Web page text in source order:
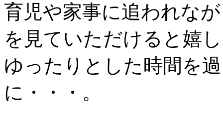
育児や家事に追われな
を見ていただけると嬉
ゆったりとした時間を
に・・・。